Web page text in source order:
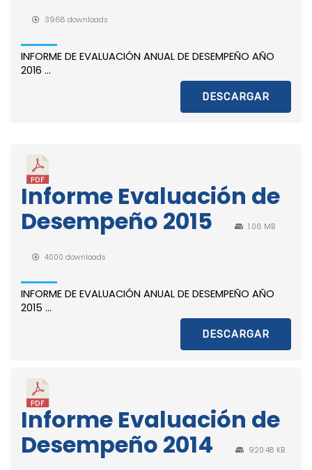
3968 downloads
INFORME DE EVALUACIÓN ANUAL DE DESEMPEÑO AÑO
2016 ...
DESCARGAR
Informe Evaluación de
Desempeño 2015
1.06 MB
4000 downloads
INFORME DE EVALUACIÓN ANUAL DE DESEMPEÑO AÑO
2015 ...
DESCARGAR
Informe Evaluación de
Desempeño 2014
920.48 KB